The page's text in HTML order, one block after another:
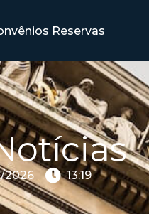
Reservas
2026 13:19